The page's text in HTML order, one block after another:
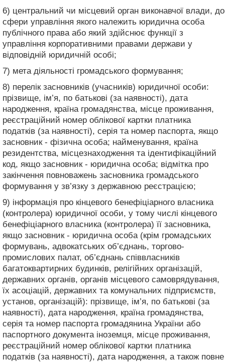
6) центральний чи місцевий орган виконавчої влади, до
сфери управління якого належить юридична особа
публічного права або який здійснює функції з
управління корпоративними правами держави у
відповідній юридичній особі;
7) мета діяльності громадського формування;
8) перелік засновників (учасників) юридичної особи:
прізвище, ім’я, по батькові (за наявності), дата
народження, країна громадянства, місце проживання,
реєстраційний номер облікової картки платника
податків (за наявності), серія та номер паспорта, якщо
засновник - фізична особа; найменування, країна
резидентства, місцезнаходження та ідентифікаційний
код, якщо засновник - юридична особа; відмітка про
закінчення повноважень засновника громадського
формування у зв’язку з державною реєстрацією;
9) інформація про кінцевого бенефіціарного власника
(контролера) юридичної особи, у тому числі кінцевого
бенефіціарного власника (контролера) її засновника,
якщо засновник - юридична особа (крім громадських
формувань, адвокатських об’єднань, торгово-
промислових палат, об’єднань співвласників
багатоквартирних будинків, релігійних організацій,
державних органів, органів місцевого самоврядування,
їх асоціацій, державних та комунальних підприємств,
установ, організацій): прізвище, ім’я, по батькові (за
наявності), дата народження, країна громадянства,
серія та номер паспорта громадянина України або
паспортного документа іноземця, місце проживання,
реєстраційний номер облікової картки платника
податків (за наявності), дата народження, а також повне